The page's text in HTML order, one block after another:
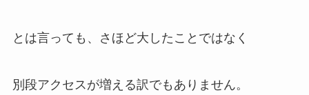
とは言っても、さほど大したことではなく
別段アクセスが増える訳でもありません。